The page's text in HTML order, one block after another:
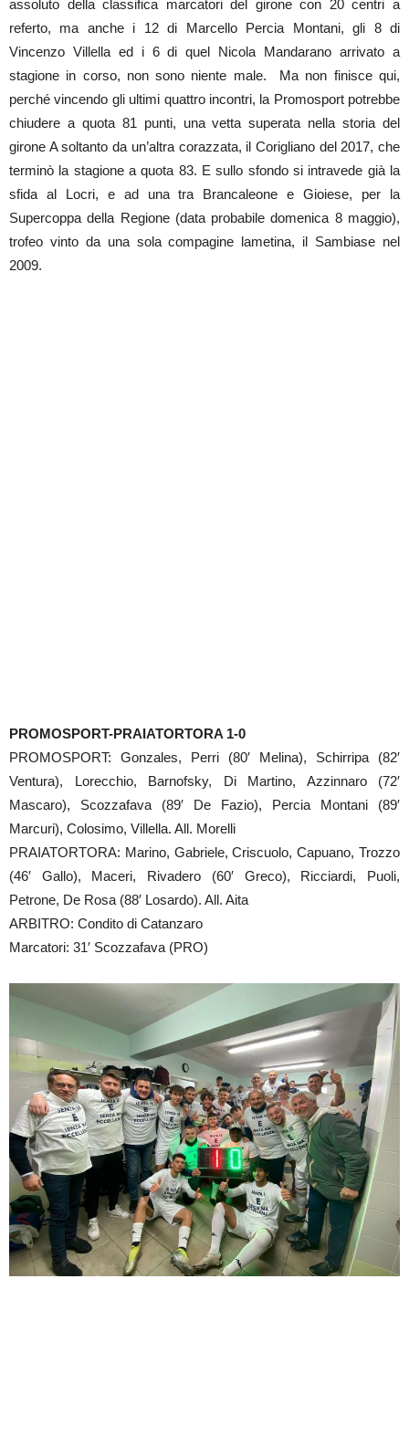
assoluto della classifica marcatori del girone con 20 centri a
referto, ma anche i 12 di Marcello Percia Montani, gli 8 di
Vincenzo Villella ed i 6 di quel Nicola Mandarano arrivato a
stagione in corso, non sono niente male. Ma non finisce qui,
perché vincendo gli ultimi quattro incontri, la Promosport potrebbe
chiudere a quota 81 punti, una vetta superata nella storia del
girone A soltanto da un’altra corazzata, il Corigliano del 2017, che
terminò la stagione a quota 83. E sullo sfondo si intravede già la
sfida al Locri, e ad una tra Brancaleone e Gioiese, per la
Supercoppa della Regione (data probabile domenica 8 maggio),
trofeo vinto da una sola compagine lametina, il Sambiase nel
2009.
PROMOSPORT-PRAIATORTORA 1-0
PROMOSPORT: Gonzales, Perri (80′ Melina), Schirripa (82′
Ventura), Lorecchio, Barnofsky, Di Martino, Azzinnaro (72′
Mascaro), Scozzafava (89′ De Fazio), Percia Montani (89′
Marcuri), Colosimo, Villella. All. Morelli
PRAIATORTORA: Marino, Gabriele, Criscuolo, Capuano, Trozzo
(46′ Gallo), Maceri, Rivadero (60′ Greco), Ricciardi, Puoli,
Petrone, De Rosa (88′ Losardo). All. Aita
ARBITRO: Condito di Catanzaro
Marcatori: 31′ Scozzafava (PRO)